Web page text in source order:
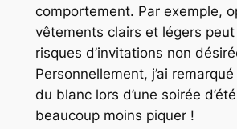
comportement. Par exemple,
vêtements clairs et légers
risques d’invitations non
Personnellement, j’ai
du blanc lors d’une soirée
beaucoup moins piquer !